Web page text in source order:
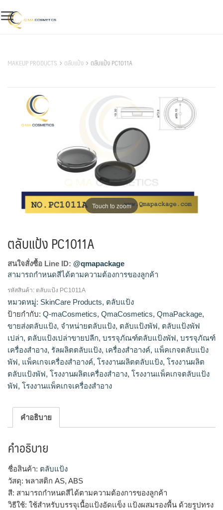
to
content
MAKEUP PRODUCTS ตลับแป้ง ตลับแป้ง PC1011A
Touch to zoom
ตลับแป้ง PC1011A
สนใจสั่งซื้อ Line ID: @qmapackage
สามารถกำหนดสีได้ตามความต้องการของลูกค้า
โรงงานผลิตตลับแป้ง,ขายส่งตลับแป้ง,จำหน่ายตลับแป้ง,รัลผลิต
ตลับแป้ง,ตลับแป้งเปล่าขายปลีก
รหัสสินค้า: ตลับแป้ง PC1011A
หมวดหมู่: SkinCare Products, ตลับแป้ง
ป้ายกำกับ: Q-maCosmetics, QmaCosmetics, QmaPackage,
ขายส่งตลับแป้ง, จำหน่ายตลับแป้ง, ตลับแป้งพัฟ, ตลับแป้งพัฟ
เปล่า, ตลับแป้งเปล่าขายปลีก, บรรจุภัณฑ์ตลับแป้งพัฟ, บรรจุภัณฑ์
เครื่องสำอาง, รัลผลิตตลับแป้ง, เครื่องสำอางค์, แพ็คเกจตลับแป้ง
พัฟ, แพ็คเกจเครื่องสำอางค์, โรงงานผลิตตลับแป้ง, โรงงานผลิต
ตลับแป้งพัฟ, โรงงานผลิตเครื่องสำอาง, โรงงานแพ็คเกจตลับแป้ง
พัฟ, โรงงานแพ็คเกจเครื่องสำอาง
คำอธิบาย
คำอธิบาย
ชื่อสินค้า: ตลับแป้ง
วัสดุ: พลาสติก AS, ABS
สี: สามารถกำหนดสีได้ตามความต้องการของลูกค้า
วิธีใช้: ใช้สำหรับบรรจุเนื้อแป้งอัดเเข็ง แป้งผสมรองพื้น ด้วยรูปทรง